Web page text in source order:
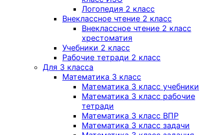
Логопедия 2 класс
Внеклассное чтение 2 класс
Внеклассное чтение 2 класс
хрестоматия
Учебники 2 класс
Рабочие тетради 2 класс
Для 3 класса
Математика 3 класс
Математика 3 класс учебники
Математика 3 класс рабочие
тетради
Математика 3 класс ВПР
Математика 3 класс задачи